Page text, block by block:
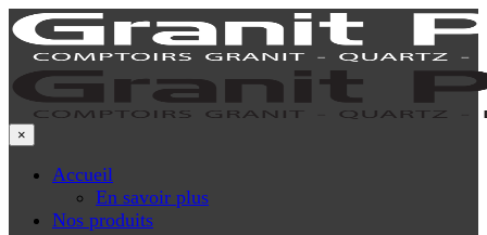
×
Accueil
En savoir plus
Nos produits